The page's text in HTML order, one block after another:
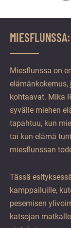
Miesflunssa on
kohtaavat. Mika
syvälle miehen
tapahtuu, kun
tai kun elämä
miesflunssan
Tässä
kamppailuille,
pesemisen
katsojan